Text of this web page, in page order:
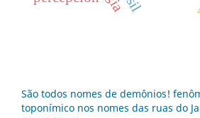
São todos nomes de demônios!
toponímico nos nomes das ruas do